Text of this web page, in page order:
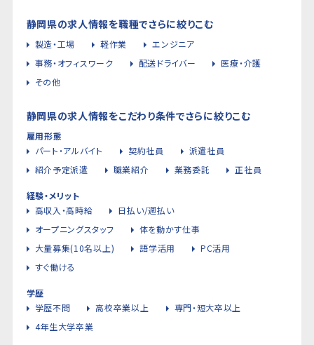
静岡県の求人情報を職種でさらに絞りこむ
製造・工場 軽作業
エンジニア
事務・オフィスワーク
配送ドライバー
医療・介護
その他
静岡県の求人情報をこだわり条件でさらに絞りこむ
雇用形態
パート・アルバイト
契約社員
派遣社員
紹介予定派遣
職業紹介 業務委託 正社員
経験・メリット
高収入・高時給
日払い/週払い
オープニングスタッフ
体を動かす仕事
大量募集(10名以上)
語学活用
PC活用
すぐ働ける
学歴
学歴不問
高校卒業以上
専門・短大卒以上
4年生大学卒業